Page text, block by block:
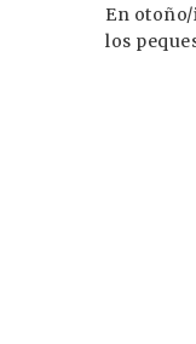
En
los